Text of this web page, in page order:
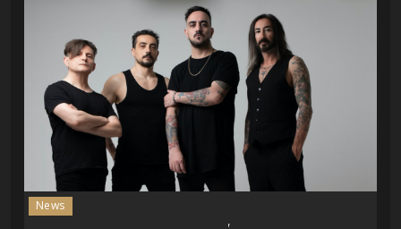
News